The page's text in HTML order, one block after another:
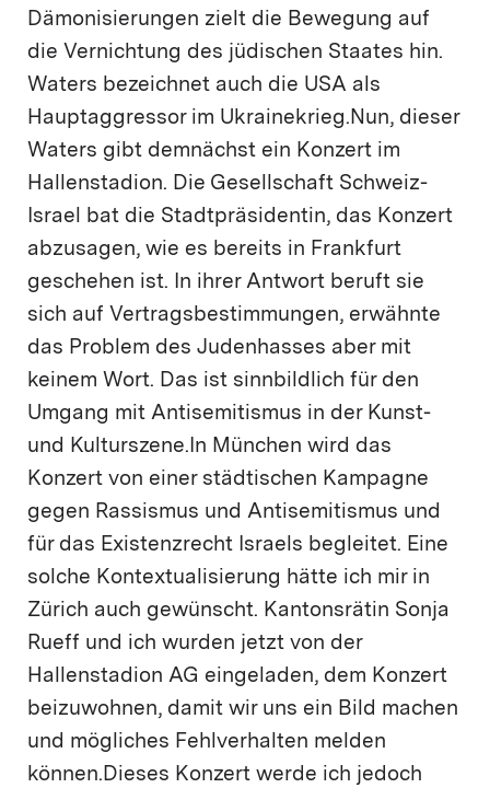
Dämonisierungen zielt die Bewegung auf
die Vernichtung des jüdischen Staates hin.
Waters bezeichnet auch die USA als
Hauptaggressor im Ukrainekrieg.Nun, dieser
Waters gibt demnächst ein Konzert im
Hallenstadion. Die Gesellschaft Schweiz-
Israel bat die Stadtpräsidentin, das Konzert
abzusagen, wie es bereits in Frankfurt
geschehen ist. In ihrer Antwort beruft sie
sich auf Vertragsbestimmungen, erwähnte
das Problem des Judenhasses aber mit
keinem Wort. Das ist sinnbildlich für den
Umgang mit Antisemitismus in der Kunst-
und Kulturszene.In München wird das
Konzert von einer städtischen Kampagne
gegen Rassismus und Antisemitismus und
für das Existenzrecht Israels begleitet. Eine
solche Kontextualisierung hätte ich mir in
Zürich auch gewünscht. Kantonsrätin Sonja
Rueff und ich wurden jetzt von der
Hallenstadion AG eingeladen, dem Konzert
beizuwohnen, damit wir uns ein Bild machen
und mögliches Fehlverhalten melden
können.Dieses Konzert werde ich jedoch